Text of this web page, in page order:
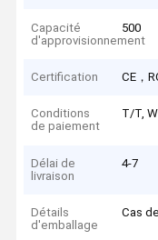
Capacité
d'approvisionnement
500
Certification CE，
Conditions
de paiement
T/T,
Délai de
livraison
4-7
Détails
d'emballage
Cas